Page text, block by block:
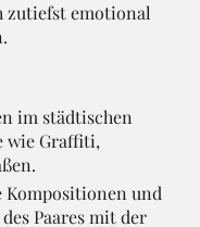
zutiefst emotional
im städtischen
wie Graffiti,
und
Paares mit der